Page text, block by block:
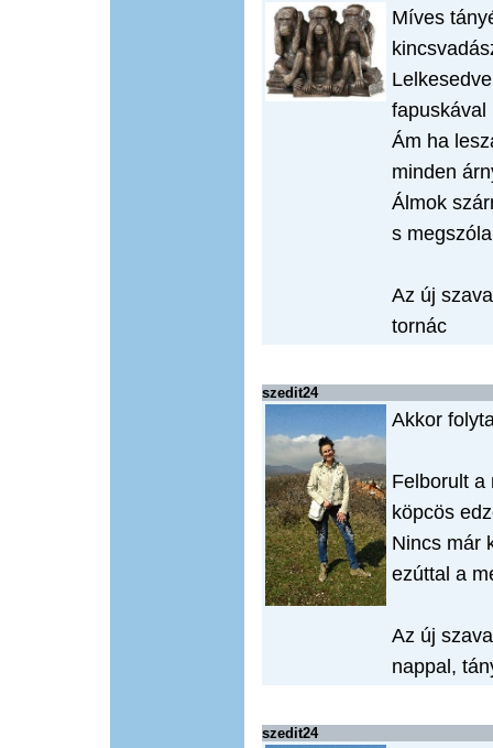
Míves
fapuskával
Ám ha
minden
Álmok
s
Az új
tornác
szedit24
Akkor
Felborult a
köpcös
Nincs már
ezúttal a
Az új
nappal,
szedit24